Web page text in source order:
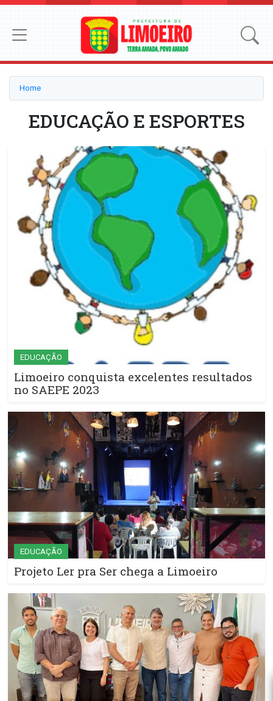
Home
EDUCAÇÃO E ESPORTES
EDUCAÇÃO
Limoeiro conquista excelentes resultados
no SAEPE 2023
EDUCAÇÃO
Projeto Ler pra Ser chega a Limoeiro